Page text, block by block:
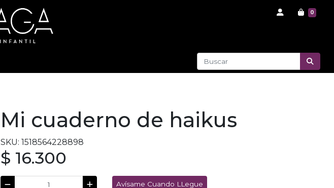
0
Mi cuaderno de haikus
SKU: 1518564228898
$ 16.300
Avísame Cuando LLegue